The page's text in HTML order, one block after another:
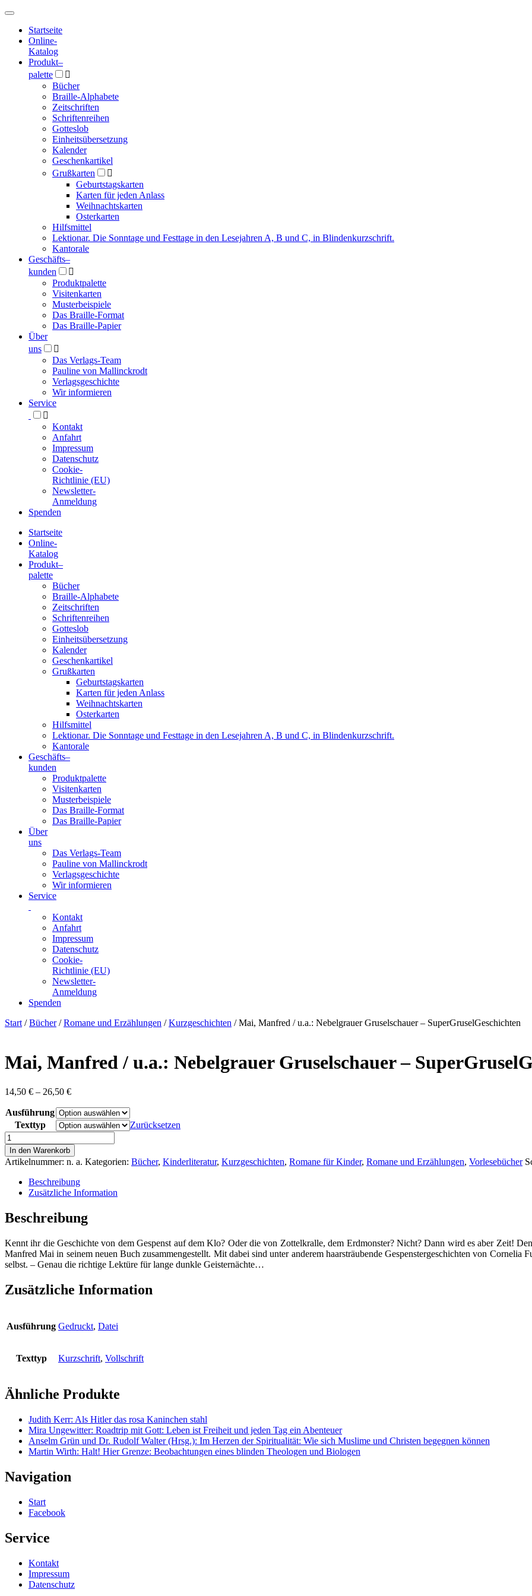
Hauptmenü
Hauptmenü
Startseite
Online-
Katalog
Produkt–
palette

Bücher
Braille-Alphabete
Zeitschriften
Schriftenreihen
Gotteslob
Einheitsübersetzung
Kalender
Geschenkartikel
Grußkarten

Geburtstagskarten
Karten für jeden Anlass
Weihnachtskarten
Osterkarten
Hilfsmittel
Lektionar. Die Sonntage und Festtage in den Lesejahren A, B und C, in Blindenkurzschrift.
Kantorale
Geschäfts­–
kunden

Produktpalette
Visitenkarten
Musterbeispiele
Das Braille-Format
Das Braille-Papier
Über
uns

Das Verlags-Team
Pauline von Mallinckrodt
Verlagsgeschichte
Wir informieren
Service

Kontakt
Anfahrt
Impressum
Datenschutz
Cookie-
Richtlinie (EU)
Newsletter-
Anmeldung
Spenden
Blindenschrift-
Verlag
Druckerei
gGmbH
Startseite
Online-
Katalog
Produkt–
palette
Bücher
Braille-Alphabete
Zeitschriften
Schriftenreihen
Gotteslob
Einheitsübersetzung
Kalender
Geschenkartikel
Grußkarten
Geburtstagskarten
Karten für jeden Anlass
Weihnachtskarten
Osterkarten
Hilfsmittel
Lektionar. Die Sonntage und Festtage in den Lesejahren A, B und C, in Blindenkurzschrift.
Kantorale
Geschäfts­–
kunden
Produktpalette
Visitenkarten
Musterbeispiele
Das Braille-Format
Das Braille-Papier
Über
uns
Das Verlags-Team
Pauline von Mallinckrodt
Verlagsgeschichte
Wir informieren
Service
Kontakt
Anfahrt
Impressum
Datenschutz
Cookie-
Richtlinie (EU)
Newsletter-
Anmeldung
Spenden
Skip
Start /Bücher/Romane und Erzählungen /Kurzgeschichten / Mai, Manfred / u.a.: Nebelgrauer Gruselschauer – SuperGruselGeschichten
Mai, Manfred / u.a.: Nebelgrauer Gruselschauer –
14,50 € – 26,50 €Preisspanne:
bis
26,50 €
Ausführung
Texttyp
Zurücksetzen
Mai,
Manfred
/
u.a.:
Nebelgrauer
Gruselschauer
SuperGruselGeschichten
Menge
In den Warenkorb
Artikelnummer: n. a. Kategorien: Bücher, Kinderliteratur, Kurzgeschichten, Romane für Kinder, Romane und Erzählungen, Vorlesebücher
Beschreibung
Zusätzliche Information
Beschreibung
Kennt ihr die Geschichte von dem Gespenst auf dem Klo? Oder die von Zottelkralle, dem Erdmonster? Nicht? Dann wird es aber Zeit!
Manfred Mai in seinem neuen Buch zusammengestellt. Mit dabei sind unter anderem haarsträubende Gespenstergeschichten von
selbst. – Genau die richtige Lektüre für lange dunkle Geisternächte…
Zusätzliche Information
Ausführung Gedruckt, Datei
Texttyp Kurzschrift, Vollschrift
Ähnliche Produkte
Judith Kerr: Als Hitler das rosa Kaninchen stahl
Mira Ungewitter: Roadtrip mit Gott: Leben ist Freiheit und jeden Tag ein Abenteuer
Anselm Grün und Dr. Rudolf Walter (Hrsg.): Im Herzen der Spiritualität: Wie sich Muslime und Christen begegnen können
Martin Wirth: Halt! Hier Grenze: Beobachtungen eines blinden Theologen und Biologen
Navigation
Start
Facebook
Service
Kontakt
Impressum
Datenschutz